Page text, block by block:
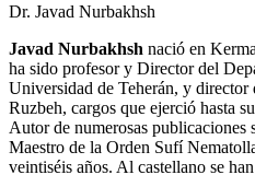
Dr. Javad Nurbakhsh
Javad Nurbakhsh nació en
ha sido profesor y Director del
Universidad de Teherán, y
Ruzbeh, cargos que ejerció hasta
Autor de numerosas publicaciones
Maestro de la Orden Sufí
veintiséis años. Al castellano se